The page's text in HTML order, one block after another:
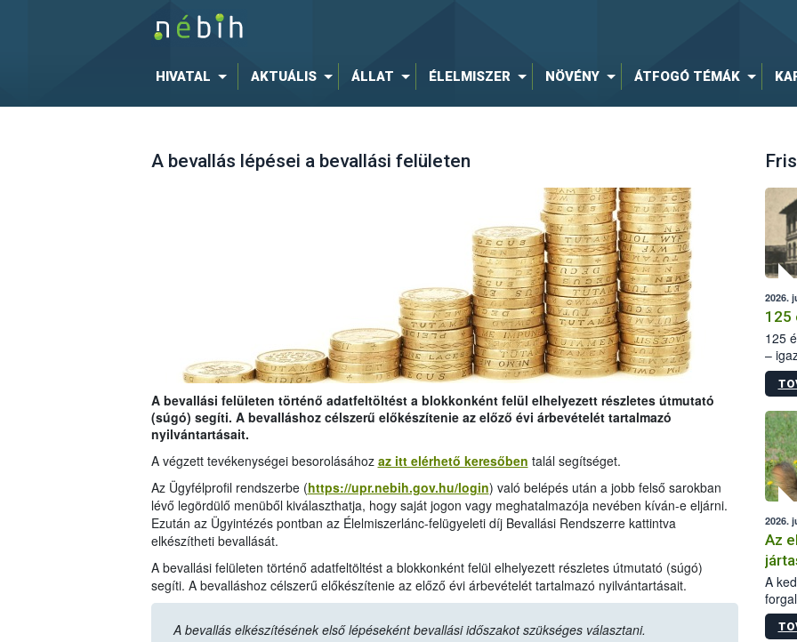
HIVATAL AKTUÁLIS ÁLLAT ÉLELMISZER NÖVÉNY ÁTFOGÓ TÉMÁK
A bevallás lépései a bevallási felületen
A bevallási felületen történő adatfeltöltést a blokkonként felül elhelyezett részletes útmutató
(súgó) segíti. A bevalláshoz célszerű előkészítenie az előző évi árbevételét tartalmazó
nyilvántartásait.
A végzett tevékenységei besorolásához az itt elérhető keresőben talál segítséget.
Az Ügyfélprofil rendszerbe (https://upr.nebih.gov.hu/login) való belépés után a jobb felső sarokban
lévő legördülő menüből kiválaszthatja, hogy saját jogon vagy meghatalmazója nevében kíván-e eljárni.
Ezután az Ügyintézés pontban az Élelmiszerlánc-felügyeleti díj Bevallási Rendszerre kattintva
elkészítheti bevallását.
A bevallási felületen történő adatfeltöltést a blokkonként felül elhelyezett részletes útmutató (súgó)
segíti. A bevalláshoz célszerű előkészítenie az előző évi árbevételét tartalmazó nyilvántartásait.
A bevallás elkészítésének első lépéseként bevallási időszakot szükséges választani.
2026.
125
125
–
15.
2026.
Az
A